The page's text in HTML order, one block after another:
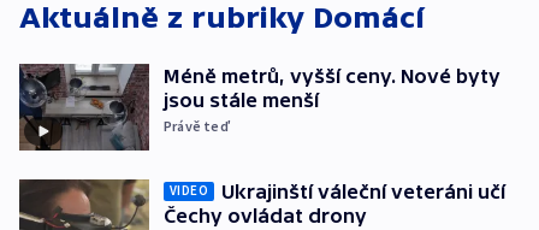
Aktuálně z rubriky Domácí
Méně metrů, vyšší ceny. Nové byty
jsou stále menší
Právě teď
VIDEO
Ukrajinští váleční veteráni učí
Čechy ovládat drony